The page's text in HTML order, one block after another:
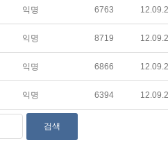
익명 6763
익명 8719
익명 6866
익명 6394